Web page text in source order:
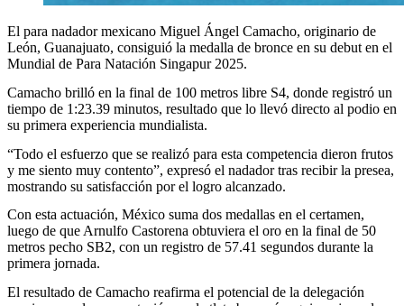
El para nadador mexicano Miguel Ángel Camacho, originario de
León, Guanajuato, consiguió la medalla de bronce en su debut en el
Mundial de Para Natación Singapur 2025.
Camacho brilló en la final de 100 metros libre S4, donde registró un
tiempo de 1:23.39 minutos, resultado que lo llevó directo al podio en
su primera experiencia mundialista.
“Todo el esfuerzo que se realizó para esta competencia dieron frutos
y me siento muy contento”, expresó el nadador tras recibir la presea,
mostrando su satisfacción por el logro alcanzado.
Con esta actuación, México suma dos medallas en el certamen,
luego de que Arnulfo Castorena obtuviera el oro en la final de 50
metros pecho SB2, con un registro de 57.41 segundos durante la
primera jornada.
El resultado de Camacho reafirma el potencial de la delegación